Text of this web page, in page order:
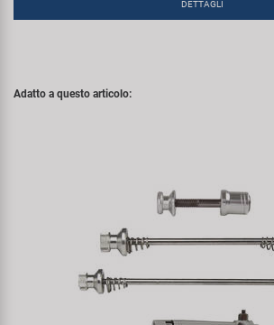
DETTAGLI
Adatto a questo articolo: